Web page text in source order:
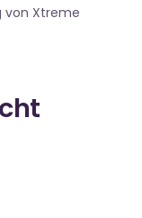
von Xtreme